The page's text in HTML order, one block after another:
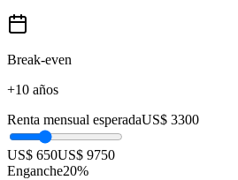
Break-even
+10 años
Renta mensual esperadaUS$ 3300
US$ 650US$ 9750
Enganche20%